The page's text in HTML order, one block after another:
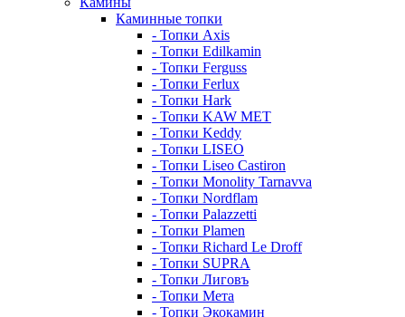
Каминные топки
- Топки Axis
- Топки Edilkamin
- Топки Ferguss
- Топки Ferlux
- Топки Hark
- Топки KAW MET
- Топки Keddy
- Топки LISEO
- Топки Liseo Castiron
- Топки Monolity Tarnavva
- Топки Nordflam
- Топки Palazzetti
- Топки Plamen
- Топки Richard Le Droff
- Топки SUPRA
- Топки Лиговъ
- Топки Мета
- Топки Экокамин